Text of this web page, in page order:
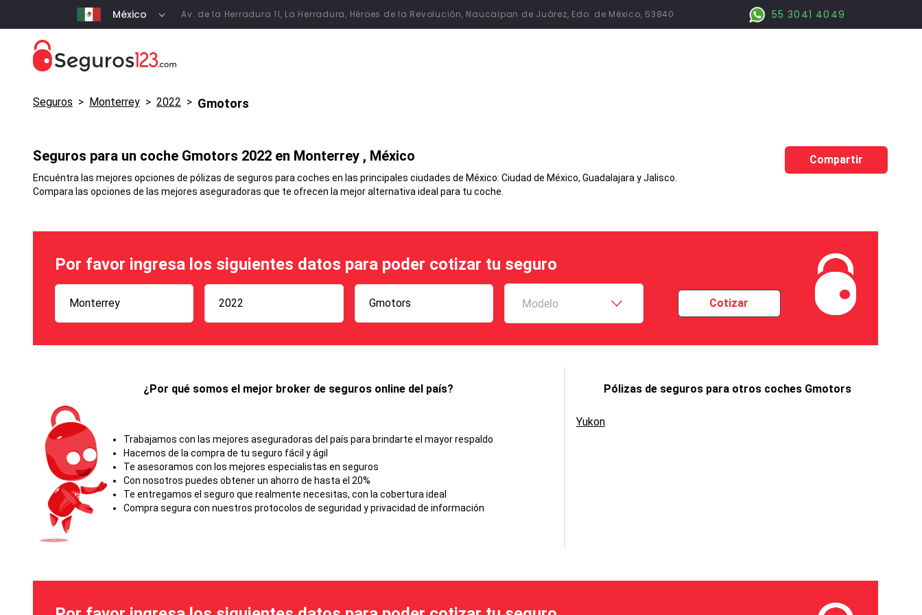
México Av. de la Herradura 11, La Herradura, Héroes de la Revolución, Naucalpan de Juárez, Edo. de México, 53840 55 3041 4049
Seguros > Monterrey > 2022 > Gmotors
Seguros para un coche Gmotors 2022 en Monterrey , México
Encuéntra las mejores opciones de pólizas de seguros para coches en las principales ciudades de México: Ciudad de México, Guadalajara y Jalisco.
Compara las opciones de las mejores aseguradoras que te ofrecen la mejor alternativa ideal para tu coche.
Compartir
Por favor ingresa los siguientes datos para poder cotizar tu seguro
Monterrey 2022 Gmotors Modelo Cotizar
¿Por qué somos el mejor broker de seguros online del país?
Trabajamos con las mejores aseguradoras del país para brindarte el mayor respaldo
Hacemos de la compra de tu seguro fácil y ágil
Te asesoramos con los mejores especialistas en seguros
Con nosotros puedes obtener un ahorro de hasta el 20%
Te entregamos el seguro que realmente necesitas, con la cobertura ideal
Compra segura con nuestros protocolos de seguridad y privacidad de información
Pólizas de seguros para otros coches Gmotors
Yukon